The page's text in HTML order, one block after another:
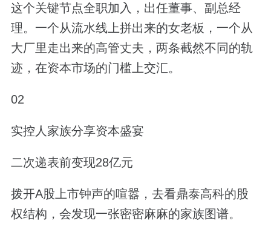
这个关键节点全职加入，出任董事、副总经
理。一个从流水线上拼出来的女老板，一个从
大厂里走出来的高管丈夫，两条截然不同的轨
迹，在资本市场的门槛上交汇。
02
实控人家族分享资本盛宴
二次递表前变现28亿元
拨开A股上市钟声的喧嚣，去看鼎泰高科的股
权结构，会发现一张密密麻麻的家族图谱。